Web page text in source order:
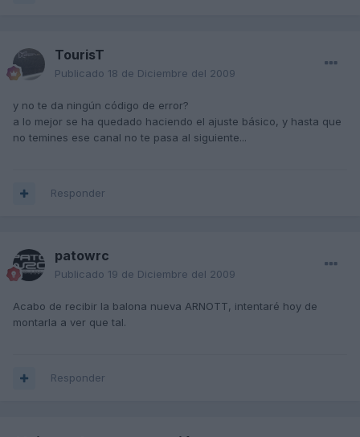
TourisT
Publicado 18 de Diciembre del 2009
y no te da ningún código de error?
a lo mejor se ha quedado haciendo el ajuste básico, y hasta que
no temines ese canal no te pasa al siguiente...
Responder
patowrc
Publicado 19 de Diciembre del 2009
Acabo de recibir la balona nueva ARNOTT, intentaré hoy de
montarla a ver que tal.
Responder